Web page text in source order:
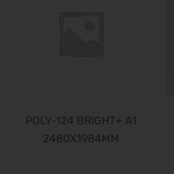
POLY-124 BRIGHT+ A1
2480X1984MM